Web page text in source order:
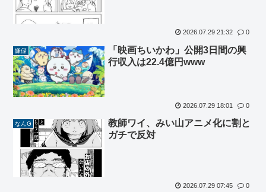
2026.07.29 21:32 0
嫌儲
「映画ちいかわ」公開3日間の興
行収入は22.4億円www
2026.07.29 18:01 0
なんG
教師ワイ、みい山アニメ化に割と
ガチで反対
2026.07.29 07:45 0